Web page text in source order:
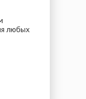
любых